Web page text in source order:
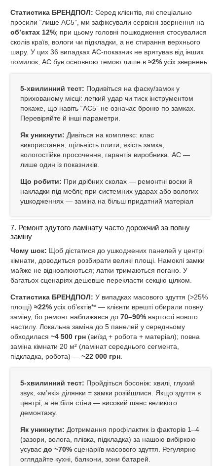
Статистика БРЕНДПОЛ: Серед клієнтів, які спеціально
просили “лише AC5”, ми зафіксували сервісні звернення на
об’єктах 12%; при цьому головні пошкодження стосувалися
сколів країв, вологи чи підкладки, а не стирання верхнього
шару. У цих 36 випадках AC‑показник не врятував від інших
помилок; AC був основною темою лише в ≈2% усіх звернень.
5‑хвилинний тест: Подивіться на фаску/замок у
прихованому місці: легкий удар чи тиск інструментом
покаже, що навіть “AC5” не означає броню по замках.
Перевіряйте й інші параметри.
Як уникнути: Дивіться на комплекс: клас
використання, щільність плити, якість замка,
вологостійке просочення, гарантія виробника. AC —
лише один із показників.
Що робити: При дрібних сколах — ремонтні воски й
накладки під меблі; при системних ударах або вологих
ушкодженнях — заміна на більш придатний матеріал
7. Ремонт здутого ламінату часто дорожчий за повну
заміну
Чому шок: Щоб дістатися до ушкоджених панелей у центрі
кімнати, доводиться розбирати великі площі. Намоклі замки
майже не відновлюються; латки тримаються погано. У
багатьох сценаріях дешевше перекласти секцію цілком.
Статистика БРЕНДПОЛ: У випадках масового здуття (>25%
площі) ≈22% усіх об’єктів** — клієнти врешті обирали повну
заміну, бо ремонт наближався до 70–90% вартості нового
настилу. Локальна заміна до 5 панелей у середньому
обходилася ~4 500 грн (виїзд + робота + матеріал); повна
заміна кімнати 20 м² (ламінат середнього сегмента,
підкладка, робота) — ~22 000 грн
5‑хвилинний тест: Пройдіться босоніж: хвилі, глухий
звук, «м’які» ділянки = замки розійшлися. Якщо здуття в
центрі, а не біля стіни — високий шанс великого
демонтажу.
Як уникнути: Дотримання профілактик із факторів 1–4
(зазори, волога, плівка, підкладка) за нашою вибіркою
усуває до ~70% сценаріїв масового здуття. Регулярно
оглядайте кухні, балкони, зони батарей.